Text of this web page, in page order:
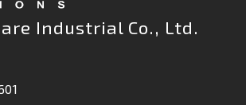
Industrial Co., Ltd.